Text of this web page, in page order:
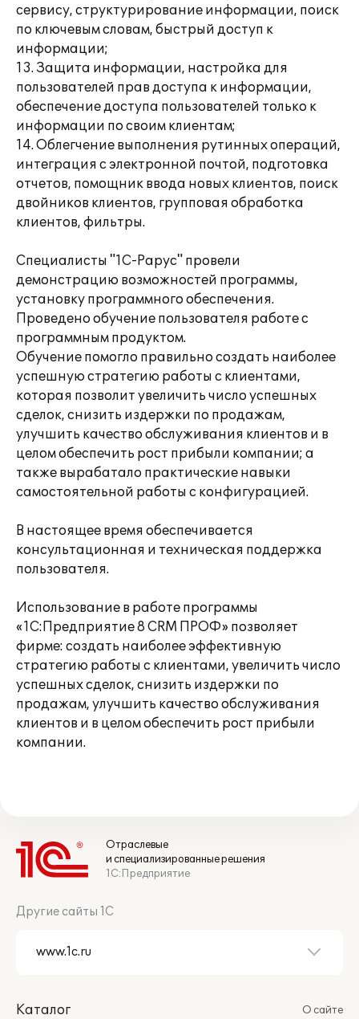
сервису, структурирование информации, поиск
по ключевым словам, быстрый доступ к
информации;
13. Защита информации, настройка для
пользователей прав доступа к информации,
обеспечение доступа пользователей только к
информации по своим клиентам;
14. Облегчение выполнения рутинных операций,
интеграция с электронной почтой, подготовка
отчетов, помощник ввода новых клиентов, поиск
двойников клиентов, групповая обработка
клиентов, фильтры.
Специалисты "1С-Рарус" провели
демонстрацию возможностей программы,
установку программного обеспечения.
Проведено обучение пользователя работе с
программным продуктом.
Обучение помогло правильно создать наиболее
успешную стратегию работы с клиентами,
которая позволит увеличить число успешных
сделок, снизить издержки по продажам,
улучшить качество обслуживания клиентов и в
целом обеспечить рост прибыли компании; а
также вырабатало практические навыки
самостоятельной работы с конфигурацией.
В настоящее время обеспечивается
консультационная и техническая поддержка
пользователя.
Использование в работе программы
«1С:Предприятие 8 CRM ПРОФ» позволяет
фирме: создать наиболее эффективную
стратегию работы с клиентами, увеличить число
успешных сделок, снизить издержки по
продажам, улучшить качество обслуживания
клиентов и в целом обеспечить рост прибыли
компании.
Отраслевые
и специализированные решения
1С:Предприятие
Другие сайты 1С
Каталог О сайте